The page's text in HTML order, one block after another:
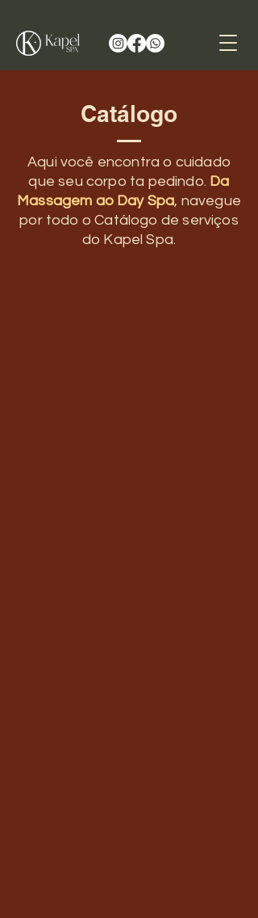
Catálogo
Aqui você encontra o cuidado
que seu corpo ta pedindo. Da
Massagem ao Day Spa, navegue
por todo oCatálogo de serviços
do Kapel Spa.